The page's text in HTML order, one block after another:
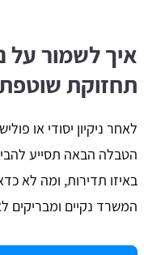
איך לשמור על
תחזוקת
לאחר ניקיון יסודי או
הטבלה הבאה תסייע
באיזו תדירות, ומה לא
המשרד נקיים ומבריקים